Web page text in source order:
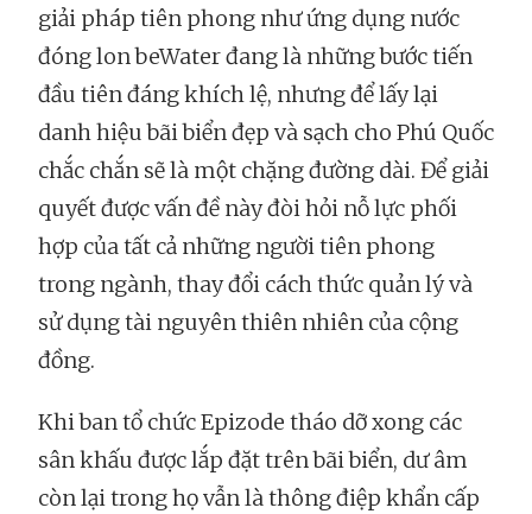
giải pháp tiên phong như ứng dụng nước
đóng lon beWater đang là những bước tiến
đầu tiên đáng khích lệ, nhưng để lấy lại
danh hiệu bãi biển đẹp và sạch cho Phú Quốc
chắc chắn sẽ là một chặng đường dài. Để giải
quyết được vấn đề này đòi hỏi nỗ lực phối
hợp của tất cả những người tiên phong
trong ngành, thay đổi cách thức quản lý và
sử dụng tài nguyên thiên nhiên của cộng
đồng.
Khi ban tổ chức Epizode tháo dỡ xong các
sân khấu được lắp đặt trên bãi biển, dư âm
còn lại trong họ vẫn là thông điệp khẩn cấp